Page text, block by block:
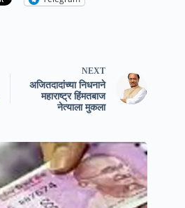
NEXT
अजितदादांच्या निधनाने
महाराष्ट्र हिंमतबाज
नेत्याला मुकला